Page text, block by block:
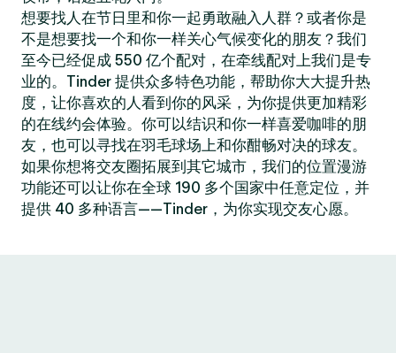
想要找人在节日里和你一起勇敢融入人群？或者你是
不是想要找一个和你一样关心气候变化的朋友？我们
至今已经促成 550 亿个配对，在牵线配对上我们是专
业的。Tinder 提供众多特色功能，帮助你大大提升热
度，让你喜欢的人看到你的风采，为你提供更加精彩
的在线约会体验。你可以结识和你一样喜爱咖啡的朋
友，也可以寻找在羽毛球场上和你酣畅对决的球友。
如果你想将交友圈拓展到其它城市，我们的位置漫游
功能还可以让你在全球 190 多个国家中任意定位，并
提供 40 多种语言——Tinder，为你实现交友心愿。